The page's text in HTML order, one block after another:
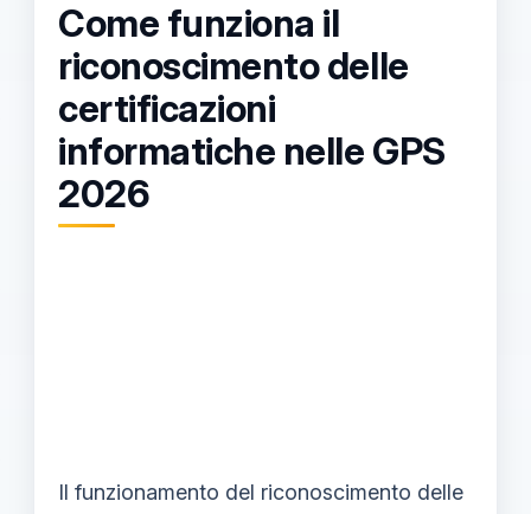
Come funziona il
riconoscimento delle
certificazioni
informatiche nelle GPS
2026
Il funzionamento del riconoscimento delle